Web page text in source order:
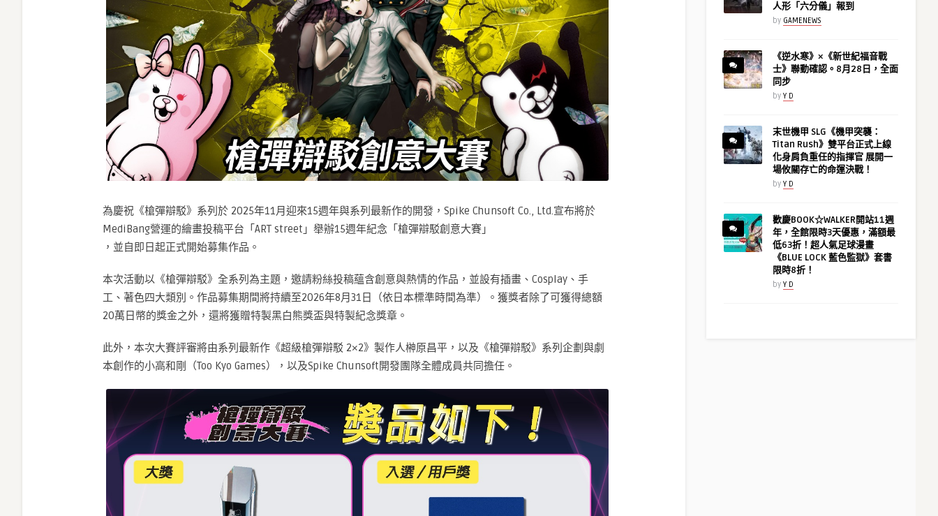
為慶祝《槍彈辯駁》系列於 2025年11月迎來15週年與系列最新作的開發，Spike Chunsoft Co., Ltd.宣布將於
MediBang營運的繪畫投稿平台「ART street」舉辦15週年紀念「槍彈辯駁創意大賽」
，並自即日起正式開始募集作品。
本次活動以《槍彈辯駁》全系列為主題，邀請粉絲投稿蘊含創意與熱情的作品，並設有插畫、Cosplay、手
工、著色四大類別。作品募集期間將持續至2026年8月31日（依日本標準時間為準）。獲獎者除了可獲得總額
20萬日幣的獎金之外，還將獲贈特製黑白熊獎盃與特製紀念獎章。
此外，本次大賽評審將由系列最新作《超級槍彈辯駁 2×2》製作人榊原昌平，以及《槍彈辯駁》系列企劃與劇
本創作的小高和剛（Too Kyo Games），以及Spike Chunsoft開發團隊全體成員共同擔任。
人形「六分儀」報到
by GAMENEWS
《逆水寒》×《新世紀福音戰
士》聯動確認。8月28日，全面
同步
by Y D
末世機甲 SLG《機甲突襲：
Titan Rush》雙平台正式上線
化身肩負重任的指揮官 展開一
場攸關存亡的命運決戰！
by Y D
歡慶BOOK☆WALKER開站11週
年，全館限時3天優惠，滿額最
低63折！超人氣足球漫畫
《BLUE LOCK 藍色監獄》套書
限時8折！
by Y D